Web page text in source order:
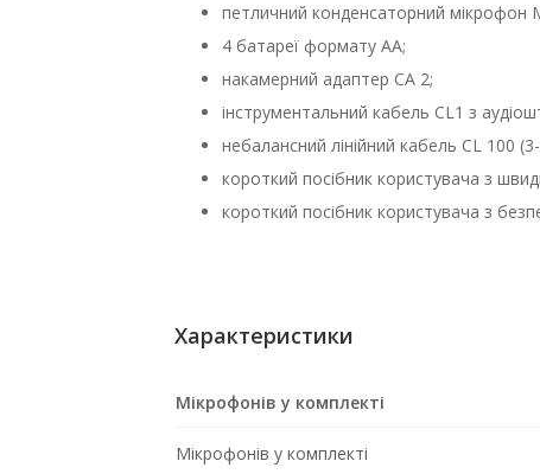
петличний конденсаторний мікрофон
4 батареї формату AA;
накамерний адаптер CA 2;
інструментальний кабель CL1 з
небалансний лінійний кабель CL 100
короткий посібник користувача з
короткий посібник користувача з
Характеристики
Мікрофонів у комплекті
Мікрофонів у комплекті